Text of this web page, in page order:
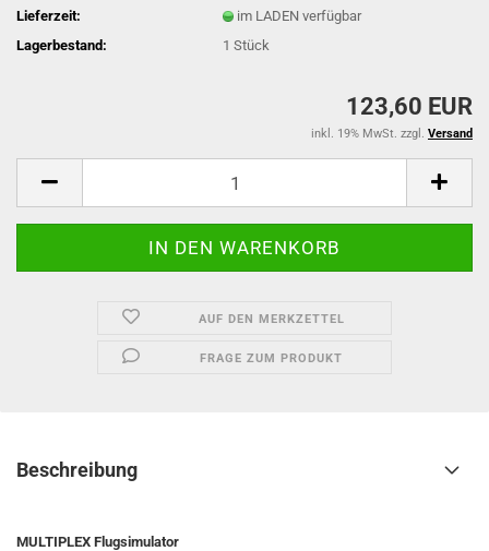
Lieferzeit:
im LADEN verfügbar
Lagerbestand:
1Stück
123,60 EUR
inkl. 19% MwSt. zzgl. Versand
AUF DEN MERKZETTEL
FRAGE ZUM PRODUKT
Beschreibung
MULTIPLEX Flugsimulator